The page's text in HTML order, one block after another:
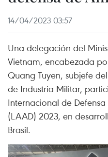
14/04/2023 03:57
Una delegación del
Vietnam, encabezada
Quang Tuyen, subjefe
de Industria Militar,
Internacional de
(LAAD) 2023, en
Brasil.